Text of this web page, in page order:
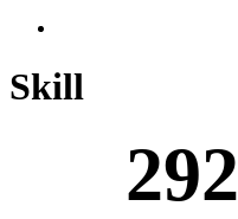
Skill
292